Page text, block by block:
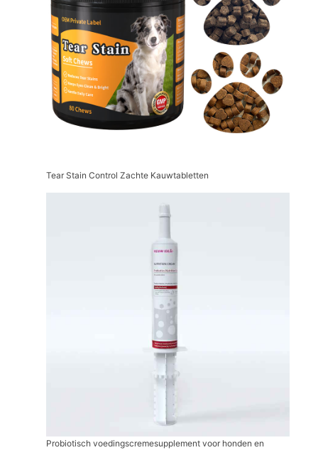
Tear Stain Control Zachte Kauwtabletten
Probiotisch voedingscremesupplement voor honden en